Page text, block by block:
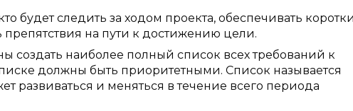
будет следить за ходом проекта, обеспечивать
препятствия на пути к достижению цели.
создать наиболее полный список всех требований к
должны быть приоритетными. Список называется
развиваться и меняться в течение всего периода